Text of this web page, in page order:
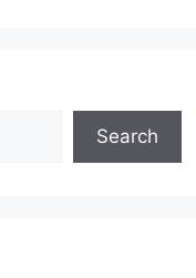
Search